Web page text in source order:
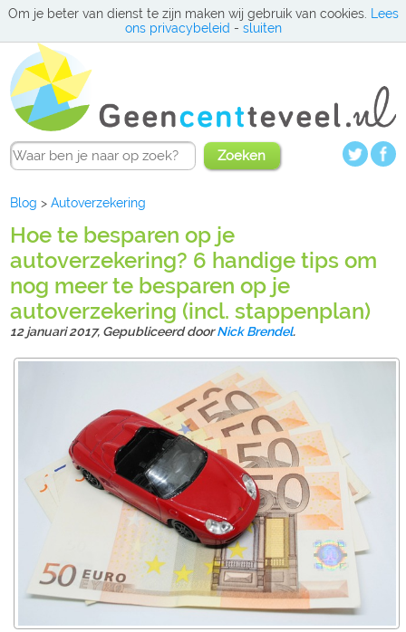
Om je beter van dienst te zijn maken wij gebruik van cookies.
Lees
ons privacybeleid - sluiten
Zoeken
Blog >Autoverzekering
Hoe te besparen op je
autoverzekering? 6 handige tips om
nog meer te besparen op je
autoverzekering (incl. stappenplan)
12 januari 2017, Gepubliceerd doorNick Brendel.